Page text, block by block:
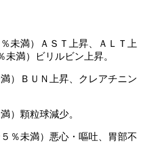
未満）ＡＳＴ上昇、ＡＬＴ上
満）ビリルビン上昇。
）ＢＵＮ上昇、クレアチニン
）顆粒球減少。
％未満）悪心・嘔吐、胃部不